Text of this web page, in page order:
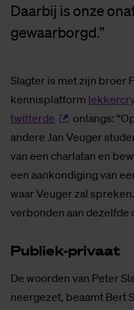
Daarbij is onze
gewaarborgd.”
Slagter is met zijn broer
kennisplatform
twitterde
onlangs:
andere Jan Veuger
van een charlatan en
een aankondiging van
waar Veuger zal
verbonden aan dezelfde
Pu­bliek-pri­vaat
De woorden van Peter
neergezet, beaamt Bert